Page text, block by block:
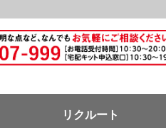
式ページ
リクルート